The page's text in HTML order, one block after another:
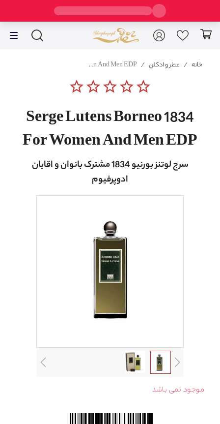
خانه / عطر و ادکلن /
Serge Lutens Borneo 1834 For Women And Men EDP
star_borderstar_borderstar_borderstar_borderstar_border
Serge Lutens Borneo 1834
For Women And Men EDP
سرج لوتنز بورنیو 1834 مشترک بانوان و اقایان
ادوپرفیوم
موجود نمی باشد